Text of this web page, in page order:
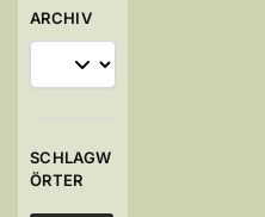
ARCHIV
SCHLAGW
ÖRTER